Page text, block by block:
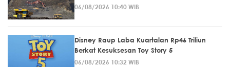
06/08/2026 10:40 WIB
Disney Raup Laba Kuartalan Rp46 Triliun
Berkat Kesuksesan Toy Story 5
06/08/2026 10:32 WIB